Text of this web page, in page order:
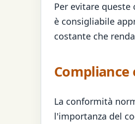
Per evitare
è consigliabile
costante che
Compliance
La conformità
l'importanza del